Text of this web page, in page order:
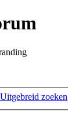
Uitgebreid zoeken